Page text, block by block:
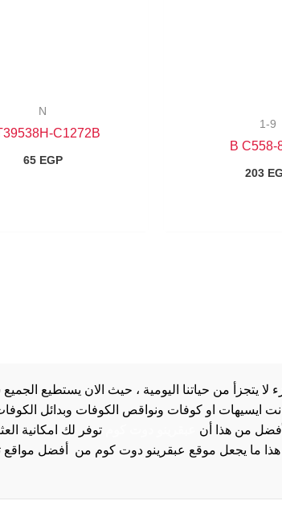
1-9
203
N
C1272B
65 EGP
يتجزأ من حياتنا اليومية ، حيث الان يستطيع
ايسيهات او كوفات ونواقص الكوفات وبدائل
من هذا أن
توفر لك امكانية